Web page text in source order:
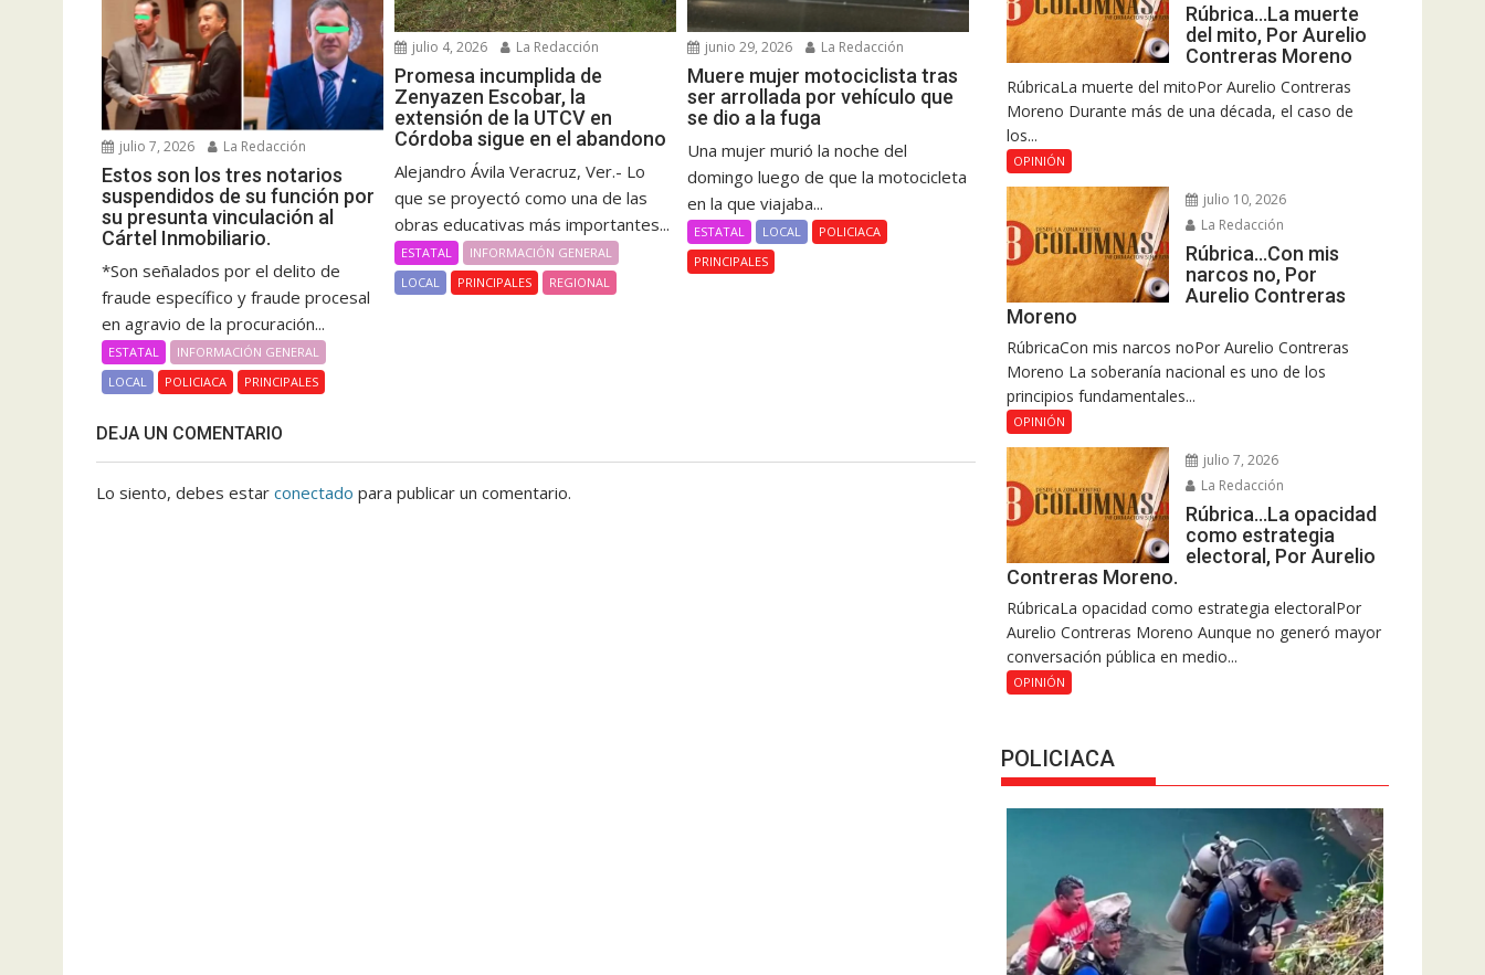
julio 7, 2026 La Redacción
Estos son los tres notarios
suspendidos de su función por
su presunta vinculación al
Cártel Inmobiliario.
*Son señalados por el delito de
fraude específico y fraude procesal
en agravio de la procuración...
ESTATAL
INFORMACIÓN GENERAL
LOCAL
POLICIACA PRINCIPALES
julio 4, 2026 La Redacción
Promesa incumplida de
Zenyazen Escobar, la
extensión de la UTCV en
Córdoba sigue en el abandono
Alejandro Ávila Veracruz, Ver.- Lo
que se proyectó como una de las
obras educativas más importantes...
ESTATAL
INFORMACIÓN GENERAL
LOCAL
PRINCIPALES REGIONAL
junio 29, 2026 La Redacción
Muere mujer motociclista tras
ser arrollada por vehículo que
se dio a la fuga
Una mujer murió la noche del
domingo luego de que la motocicleta
en la que viajaba...
ESTATAL LOCAL
POLICIACA
PRINCIPALES
DEJA UN COMENTARIO
Lo siento, debes estar conectado para publicar un comentario.
Rúbrica…La muerte
del mito, Por Aurelio
Contreras Moreno
RúbricaLa muerte del mitoPor Aurelio Contreras
Moreno Durante más de una década, el caso de
los...
OPINIÓN
julio 10, 2026
La Redacción
Rúbrica…Con mis
narcos no, Por
Aurelio Contreras
Moreno
RúbricaCon mis narcos noPor Aurelio Contreras
Moreno La soberanía nacional es uno de los
principios fundamentales...
OPINIÓN
julio 7, 2026
La Redacción
Rúbrica…La opacidad
como estrategia
electoral, Por Aurelio
Contreras Moreno.
RúbricaLa opacidad como estrategia electoralPor
Aurelio Contreras Moreno Aunque no generó mayor
conversación pública en medio...
OPINIÓN
POLICIACA